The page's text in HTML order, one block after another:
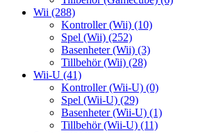
Wii (288)
Kontroller (Wii) (10)
Spel (Wii) (252)
Basenheter (Wii) (3)
Tillbehör (Wii) (28)
Wii-U (41)
Kontroller (Wii-U) (0)
Spel (Wii-U) (29)
Basenheter (Wii-U) (1)
Tillbehör (Wii-U) (11)